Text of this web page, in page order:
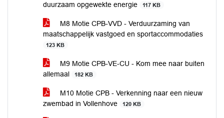
duurzaam opgewekte energie
117 KB
M8 Motie CPB-VVD - Verduurzaming van
maatschappelijk vastgoed en sportaccommodaties
123 KB
M9 Motie CPB-VE-CU - Kom mee naar buiten
allemaal
182 KB
M10 Motie CPB - Verkenning naar een nieuw
zwembad in Vollenhove
120 KB